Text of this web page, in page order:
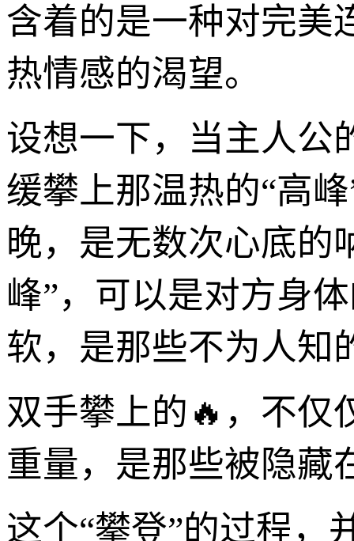
含着的是一种对完美
热情感的渴望。
设想一下，当主人公
缓攀上那温热的“高
晚，是无数次心底的
峰”，可以是对方身
软，是那些不为人知
双手攀上的🔥，不仅
重量，是那些被隐藏
这个“攀登”的过程，